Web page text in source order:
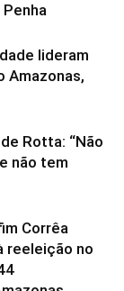
lideram
Amazonas,
Rotta: “Não
não tem
Corrêa
reeleição no